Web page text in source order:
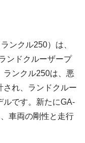
ンクル250）は、
ンドクルーザープ
ランクル250は、悪
され、ランドクルー
ルです。新たにGA-
車両の剛性と走行